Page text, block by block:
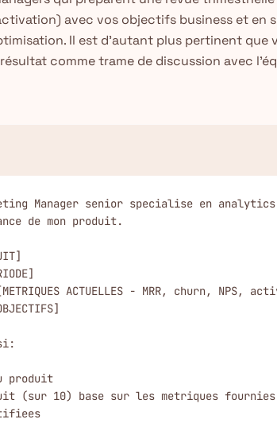
activation) avec vos objectifs business et
Il est d'autant plus pertinent que
comme trame de discussion avec
Manager senior specialise en
de mon produit.
ACTUELLES - MRR, churn, NPS,
produit
(sur 10) base sur les metriques fournies